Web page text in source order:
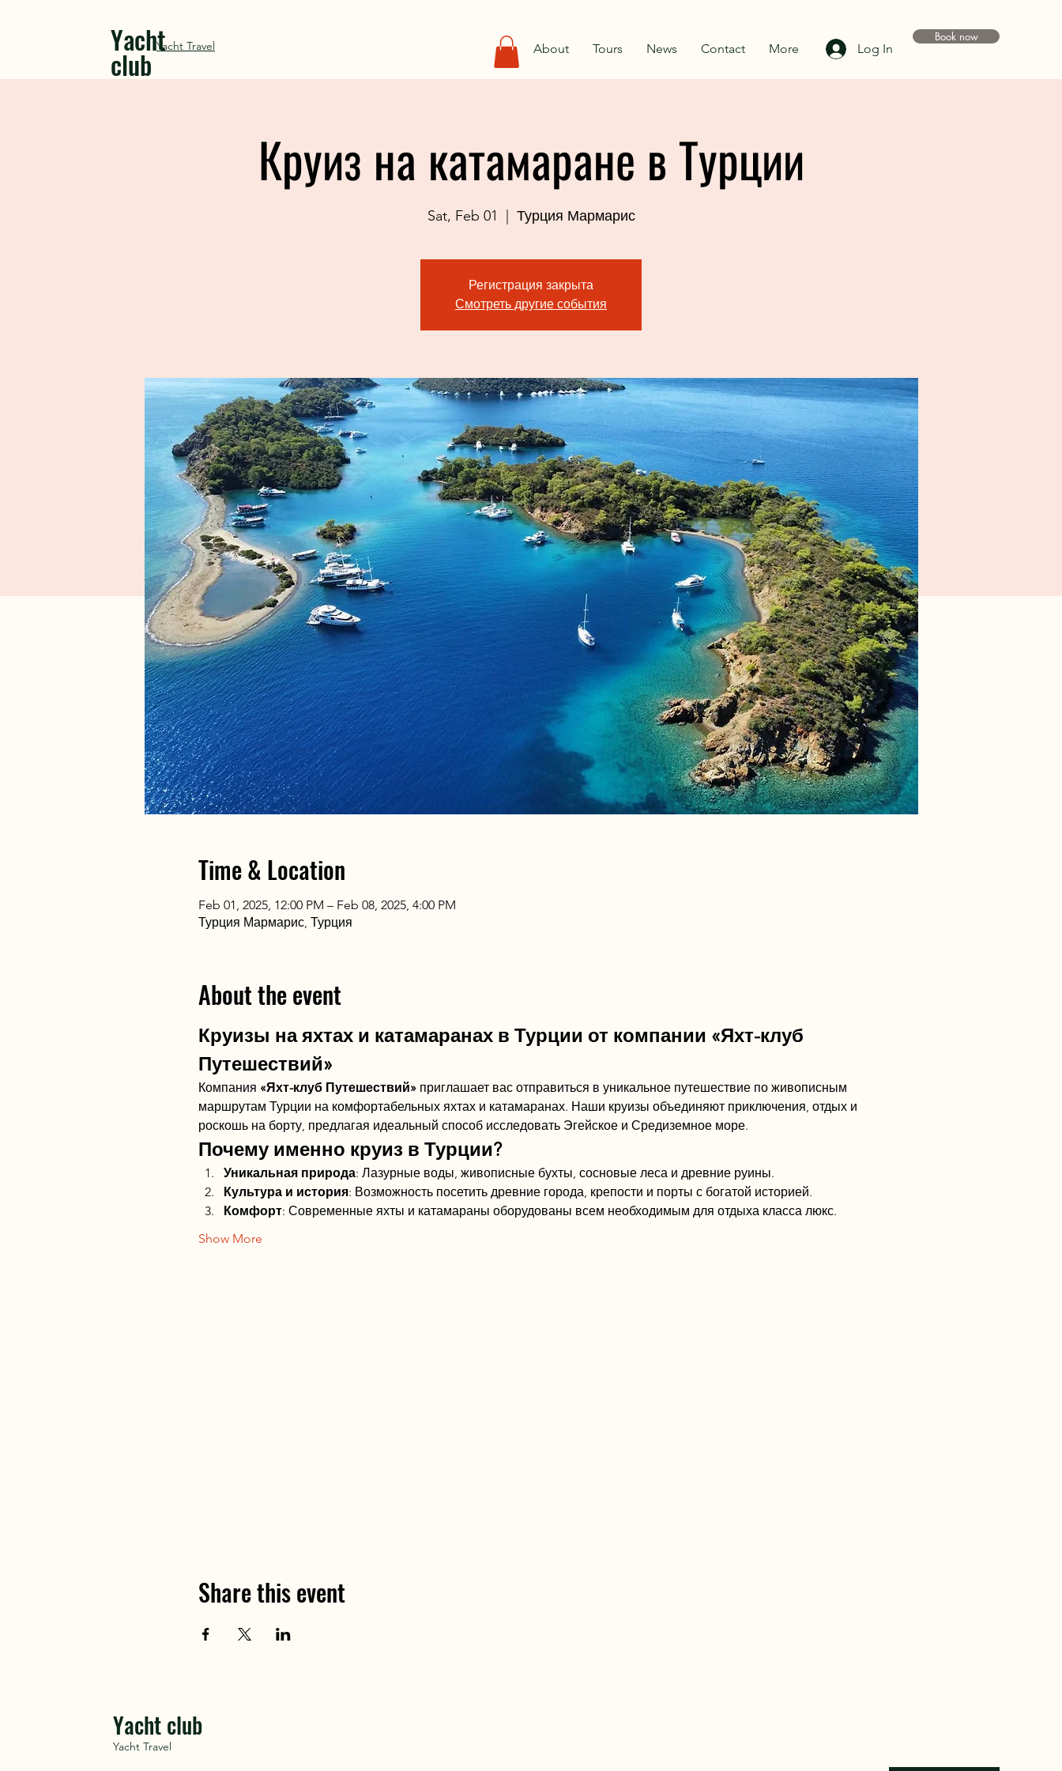
Yacht
club Yacht Travel About Tours News Contact More Log In
Book now
Круиз на катамаране в Турции
Sat, Feb 01 Турция Мармарис
Регистрация закрыта
Смотреть другие события
Time & Location
Feb 01, 2025, 12:00 PM – Feb 08, 2025, 4:00 PM
Турция Мармарис, Турция
About the event
Круизы на яхтах и катамаранах в Турции от компании «Яхт-клуб
Путешествий»
Компания «Яхт-клуб Путешествий» приглашает вас отправиться в уникальное путешествие по живописным
маршрутам Турции на комфортабельных яхтах и катамаранах. Наши круизы объединяют приключения, отдых и
роскошь на борту, предлагая идеальный способ исследовать Эгейское и Средиземное море.
Почему именно круиз в Турции?
Уникальная природа: Лазурные воды, живописные бухты, сосновые леса и древние руины.
Культура и история: Возможность посетить древние города, крепости и порты с богатой историей.
Комфорт: Современные яхты и катамараны оборудованы всем необходимым для отдыха класса люкс.
Show More
Share this event
Yacht club
Yacht Travel